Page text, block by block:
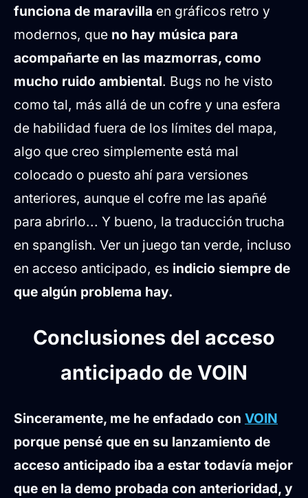
funciona de maravilla en gráficos retro y
modernos, que no hay música para
acompañarte en las mazmorras, como
mucho ruido ambiental. Bugs no he visto
como tal, más allá de un cofre y una esfera
de habilidad fuera de los límites del mapa,
algo que creo simplemente está mal
colocado o puesto ahí para versiones
anteriores, aunque el cofre me las apañé
para abrirlo... Y bueno, la traducción trucha
en spanglish. Ver un juego tan verde, incluso
en acceso anticipado, es indicio siempre de
que algún problema hay.
Conclusiones del acceso
anticipado de VOIN
Sinceramente, me he enfadado con VOIN
porque pensé que en su lanzamiento de
acceso anticipado iba a estar todavía mejor
que en la demo probada con anterioridad, y